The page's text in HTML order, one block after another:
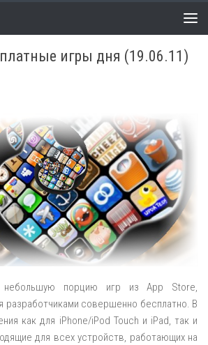
0 COMMENTS
игры дня (19.06.11)
небольшую порцию игр из App Store,
разработчиками совершенно бесплатно. В
как для iPhone/iPod Touch и iPad, так и
для всех устройств, работающих на